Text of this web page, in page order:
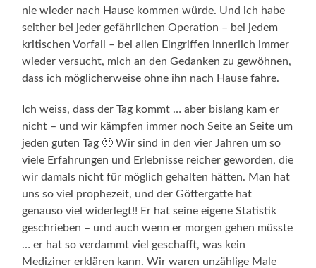
nie wieder nach Hause kommen würde. Und ich habe
seither bei jeder gefährlichen Operation – bei jedem
kritischen Vorfall – bei allen Eingriffen innerlich immer
wieder versucht, mich an den Gedanken zu gewöhnen,
dass ich möglicherweise ohne ihn nach Hause fahre.
Ich weiss, dass der Tag kommt … aber bislang kam er
nicht – und wir kämpfen immer noch Seite an Seite um
jeden guten Tag 🙂 Wir sind in den vier Jahren um so
viele Erfahrungen und Erlebnisse reicher geworden, die
wir damals nicht für möglich gehalten hätten. Man hat
uns so viel prophezeit, und der Göttergatte hat
genauso viel widerlegt!! Er hat seine eigene Statistik
geschrieben – und auch wenn er morgen gehen müsste
… er hat so verdammt viel geschafft, was kein
Mediziner erklären kann. Wir waren unzählige Male